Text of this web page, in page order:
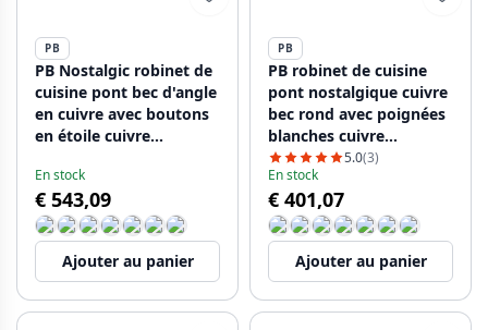
PB
PB Nostalgic robinet de
cuisine pont bec d'angle
en cuivre avec boutons
en étoile cuivre
En stock
€ 543,09
Ajouter au panier
PB
PB robinet de cuisine
pont nostalgique cuivre
bec rond avec poignées
blanches cuivre
PBN.KOP.R.WH
5.0(3)
En stock
€ 401,07
Ajouter au panier